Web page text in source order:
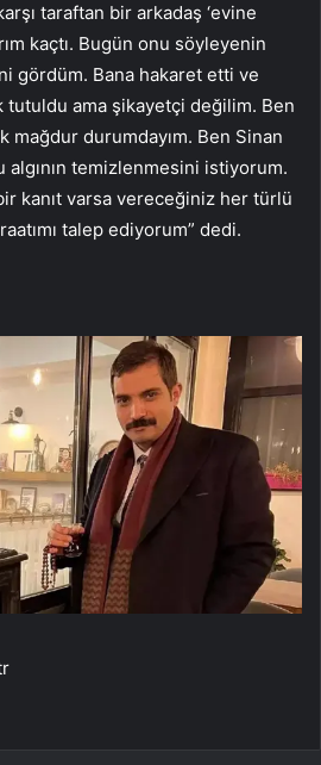
taraftan bir arkadaş ‘evine
kaçtı. Bugün onu söyleyenin
gördüm. Bana hakaret etti ve
tutuldu ama şikayetçi değilim. Ben
mağdur durumdayım. Ben Sinan
algının temizlenmesini istiyorum.
kanıt varsa vereceğiniz her türlü
talep ediyorum” dedi.